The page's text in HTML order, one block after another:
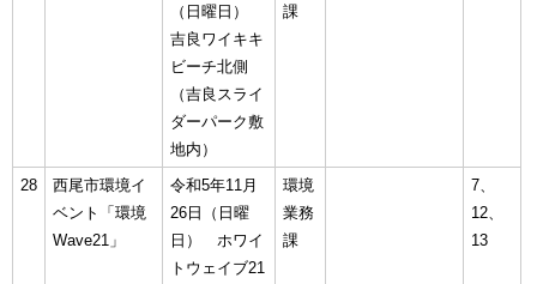
（日曜日）
吉良ワイキキ
ビーチ北側
（吉良スライ
ダーパーク敷
地内）
課
28
西尾市環境イ
ベント「環境
Wave21」
令和5年11月
26日（日曜
日） ホワイ
トウェイブ21
環境
業務
課
7、
12、
13